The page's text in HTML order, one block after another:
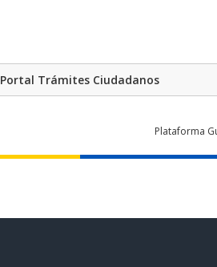
Portal Trámites Ciudadanos
Plataforma